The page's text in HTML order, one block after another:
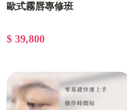
歐式霧唇專修班
$ 39,800